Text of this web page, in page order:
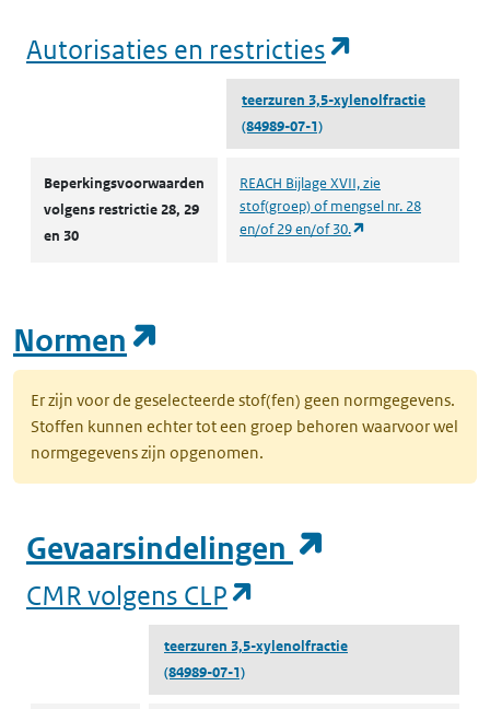
Autorisaties en restricties
teerzuren 3,5-xylenolfractie
(84989-07-1)
Beperkingsvoorwaarden
volgens restrictie 28, 29
en 30
REACH Bijlage XVII, zie
stof(groep) of mengsel nr. 28
en/of 29 en/of 30.
Normen
Er zijn voor de geselecteerde stof(fen) geen normgegevens.
Stoffen kunnen echter tot een groep behoren waarvoor wel
normgegevens zijn opgenomen.
Gevaarsindelingen
CMR volgens CLP
teerzuren 3,5-xylenolfractie
(84989-07-1)